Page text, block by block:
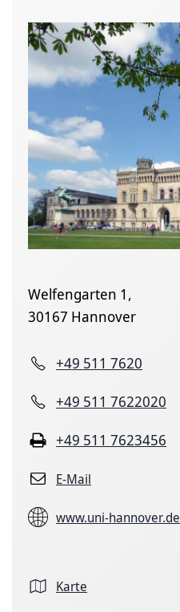
Welfengarten 1,
30167 Hannover
+49 511 7620
+49 511 7622020
+49 511 7623456
E-Mail
www.uni-hannover.de
Karte